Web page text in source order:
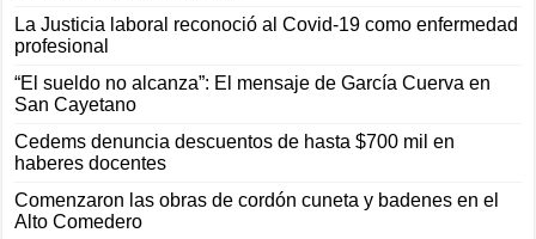
La Justicia laboral reconoció al Covid-19 como enfermedad
profesional
“El sueldo no alcanza”: El mensaje de García Cuerva en
San Cayetano
Cedems denuncia descuentos de hasta $700 mil en
haberes docentes
Comenzaron las obras de cordón cuneta y badenes en el
Alto Comedero